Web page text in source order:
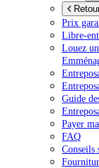
Prix
Libre-
Louez
Guide
Payer
FAQ
Conseils